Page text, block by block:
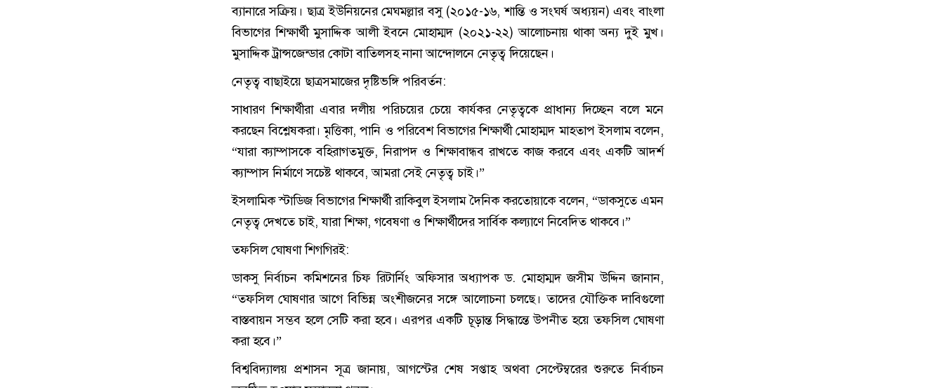
ব্যানারে সক্রিয়। ছাত্র ইউনিয়নের মেঘমল্লার বসু (২০১৫-১৬, শান্তি ও সংঘর্ষ অধ্যয়ন) এবং বাংলা
বিভাগের শিক্ষার্থী মুসাদ্দিক আলী ইবনে মোহাম্মদ (২০২১-২২) আলোচনায় থাকা অন্য দুই মুখ।
মুসাদ্দিক ট্রান্সজেন্ডার কোটা বাতিলসহ নানা আন্দোলনে নেতৃত্ব দিয়েছেন।
নেতৃত্ব বাছাইয়ে ছাত্রসমাজের দৃষ্টিভঙ্গি পরিবর্তন:
সাধারণ শিক্ষার্থীরা এবার দলীয় পরিচয়ের চেয়ে কার্যকর নেতৃত্বকে প্রাধান্য দিচ্ছেন বলে মনে
করছেন বিশ্লেষকরা। মৃত্তিকা, পানি ও পরিবেশ বিভাগের শিক্ষার্থী মোহাম্মদ মাহতাপ ইসলাম বলেন,
“যারা ক্যাম্পাসকে বহিরাগতমুক্ত, নিরাপদ ও শিক্ষাবান্ধব রাখতে কাজ করবে এবং একটি আদর্শ
ক্যাম্পাস নির্মাণে সচেষ্ট থাকবে, আমরা সেই নেতৃত্ব চাই।”
ইসলামিক স্টাডিজ বিভাগের শিক্ষার্থী রাকিবুল ইসলাম দৈনিক করতোয়াকে বলেন, “ডাকসুতে এমন
নেতৃত্ব দেখতে চাই, যারা শিক্ষা, গবেষণা ও শিক্ষার্থীদের সার্বিক কল্যাণে নিবেদিত থাকবে।”
তফসিল ঘোষণা শিগগিরই:
ডাকসু নির্বাচন কমিশনের চিফ রিটার্নিং অফিসার অধ্যাপক ড. মোহাম্মদ জসীম উদ্দিন জানান,
“তফসিল ঘোষণার আগে বিভিন্ন অংশীজনের সঙ্গে আলোচনা চলছে। তাদের যৌক্তিক দাবিগুলো
বাস্তবায়ন সম্ভব হলে সেটি করা হবে। এরপর একটি চূড়ান্ত সিদ্ধান্তে উপনীত হয়ে তফসিল ঘোষণা
করা হবে।”
বিশ্ববিদ্যালয় প্রশাসন সূত্র জানায়, আগস্টের শেষ সপ্তাহ অথবা সেপ্টেম্বরের শুরুতে নির্বাচন